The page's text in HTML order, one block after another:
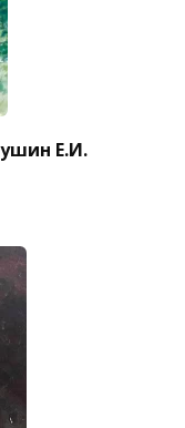
Е.И.